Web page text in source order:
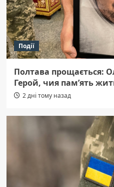
Події
Полтава прощається:
Герой, чия пам’ять
2 дні тому назад